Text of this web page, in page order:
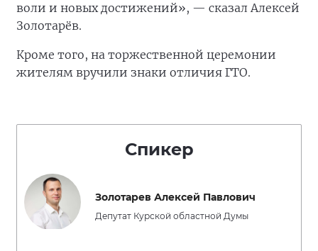
воли и новых достижений», — сказал Алексей
Золотарёв.
Кроме того, на торжественной церемонии
жителям вручили знаки отличия ГТО.
Спикер
Золотарев Алексей Павлович
Депутат Курской областной Думы